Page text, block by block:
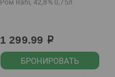
Ром Rahi, 42,8% 0,75л
1 299.99 р
БРОНИРОВАТЬ